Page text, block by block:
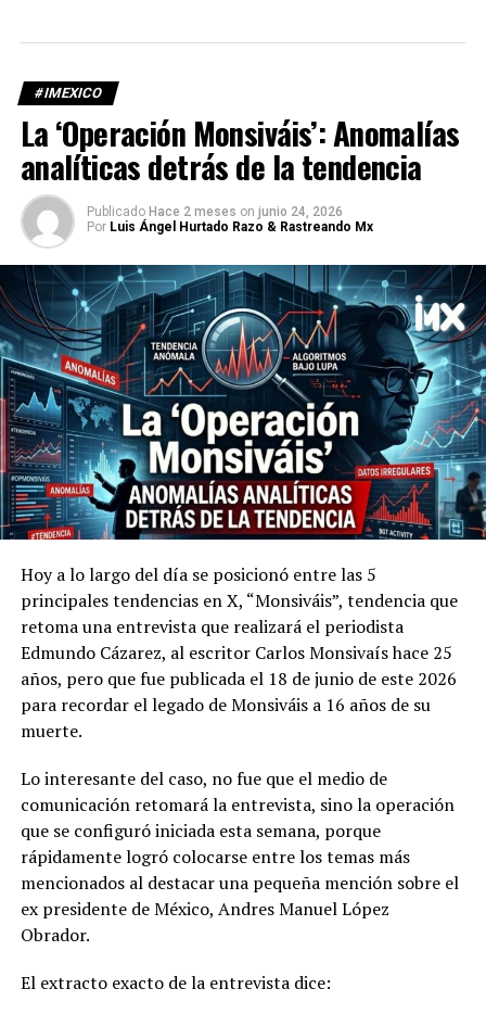
#IMEXICO
La ‘Operación Monsiváis’: Anomalías
analíticas detrás de la tendencia
Publicado Hace 2 meses on junio 24, 2026
Por Luis Ángel Hurtado Razo & Rastreando Mx
Hoy a lo largo del día se posicionó entre las 5
principales tendencias en X, “Monsiváis”, tendencia que
retoma una entrevista que realizará el periodista
Edmundo Cázarez, al escritor Carlos Monsivaís hace 25
años, pero que fue publicada el 18 de junio de este 2026
para recordar el legado de Monsiváis a 16 años de su
muerte.
Lo interesante del caso, no fue que el medio de
comunicación retomará la entrevista, sino la operación
que se configuró iniciada esta semana, porque
rápidamente logró colocarse entre los temas más
mencionados al destacar una pequeña mención sobre el
ex presidente de México, Andres Manuel López
Obrador.
El extracto exacto de la entrevista dice: